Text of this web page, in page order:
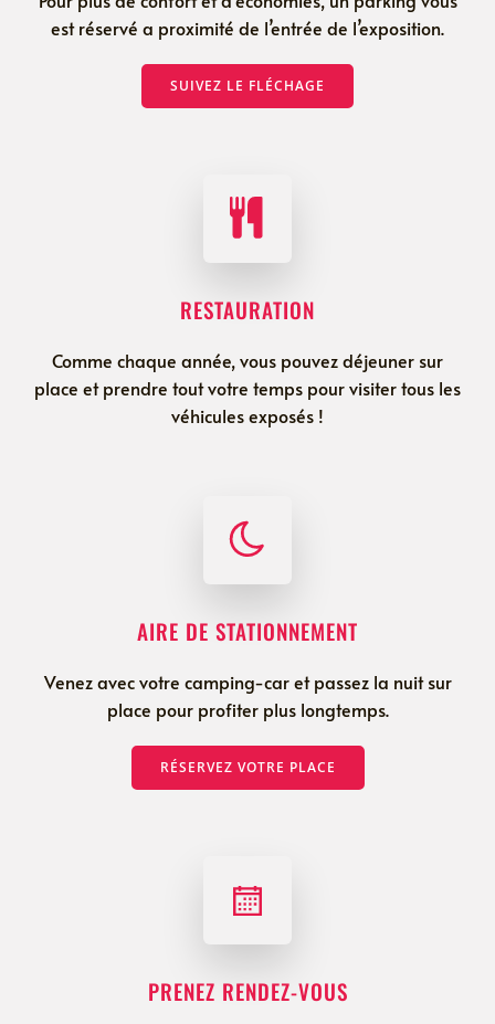
est réservé a proximité de l’entrée de l’exposition.
SUIVEZ LE FLÉCHAGE
RESTAURATION
Comme chaque année, vous pouvez déjeuner sur
place et prendre tout votre temps pour visiter tous les
véhicules exposés !
AIRE DE STATIONNEMENT
Venez avec votre camping-car et passez la nuit sur
place pour profiter plus longtemps.
RÉSERVEZ VOTRE PLACE
PRENEZ RENDEZ-VOUS